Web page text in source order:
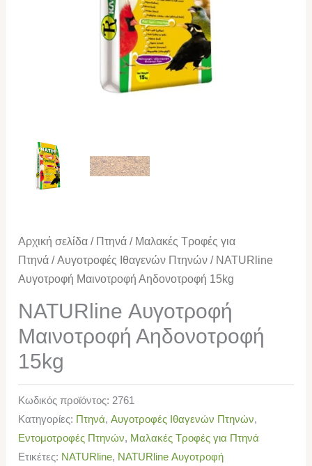
Αρχική σελίδα / Πτηνά / Μαλακές Τροφές για
Πτηνά /Αυγοτροφές Ιθαγενών Πτηνών / NATURline
Αυγοτροφή Μαινοτροφή Αηδονοτροφή 15kg
NATURline Αυγοτροφή
Μαινοτροφή Αηδονοτροφή
15kg
Κωδικός προϊόντος: 2761
Κατηγορίες: Πτηνά,Αυγοτροφές Ιθαγενών Πτηνών,
Εντομοτροφές Πτηνών, Μαλακές Τροφές για Πτηνά
Ετικέτες: NATURline, NATURline Αυγοτροφή